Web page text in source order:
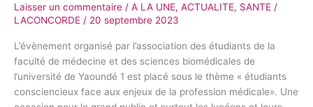
Laisser un commentaire / A LA UNE, ACTUALITE, SANTE /
LACONCORDE / 20 septembre 2023
L’évènement organisé par l’association des étudiants de la
faculté de médecine et des sciences biomédicales de
l’université de Yaoundé 1 est placé sous le thème « étudiants
consciencieux face aux enjeux de la profession médicale». Une